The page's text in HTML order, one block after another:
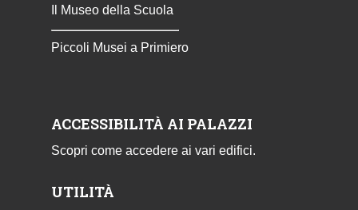
Il Museo della Scuola
Piccoli Musei a Primiero
ACCESSIBILITÀ AI PALAZZI
Scopri come accedere ai vari edifici.
UTILITÀ